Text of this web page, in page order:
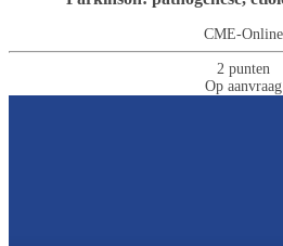
CME-Online
2 punten
Op aanvraag